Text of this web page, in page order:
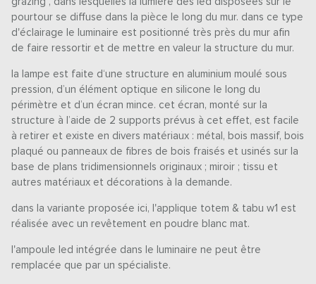
pourtour se diffuse dans la pièce le long du mur. dans ce type
d'éclairage le luminaire est positionné très près du mur afin
de faire ressortir et de mettre en valeur la structure du mur.
la lampe est faite d‘une structure en aluminium moulé sous
pression, d’un élément optique en silicone le long du
périmètre et d’un écran mince. cet écran, monté sur la
structure à l’aide de 2 supports prévus à cet effet, est facile
à retirer et existe en divers matériaux : métal, bois massif, bois
plaqué ou panneaux de fibres de bois fraisés et usinés sur la
base de plans tridimensionnels originaux ; miroir ; tissu et
autres matériaux et décorations à la demande.
dans la variante proposée ici, l'applique totem & tabu w1 est
réalisée avec un revêtement en poudre blanc mat.
l'ampoule led intégrée dans le luminaire ne peut être
remplacée que par un spécialiste.